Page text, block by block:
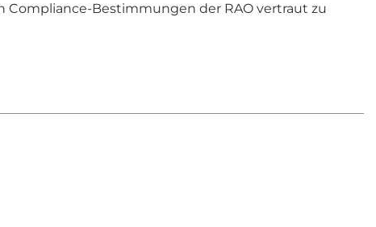
Bestimmungen der RAO vertraut zu